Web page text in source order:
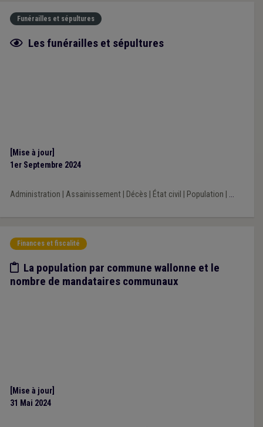
Funérailles et sépultures
Fiche focus
Les funérailles et sépultures
[Mise à jour]
1er Septembre 2024
Administration Assainissement| Décès État civil Population ...
Finances et fiscalité
Etude/chiffres
La population par commune wallonne et le
nombre de mandataires communaux
[Mise à jour]
31 Mai 2024